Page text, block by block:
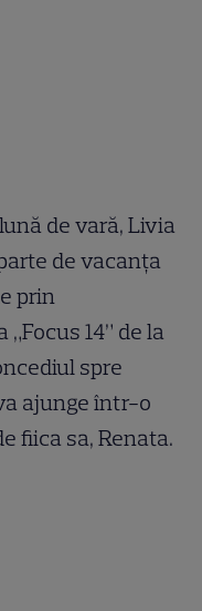
de vară, Livia
de vacanța
prin
14” de la
spre
ajunge într-o
fiica sa, Renata.